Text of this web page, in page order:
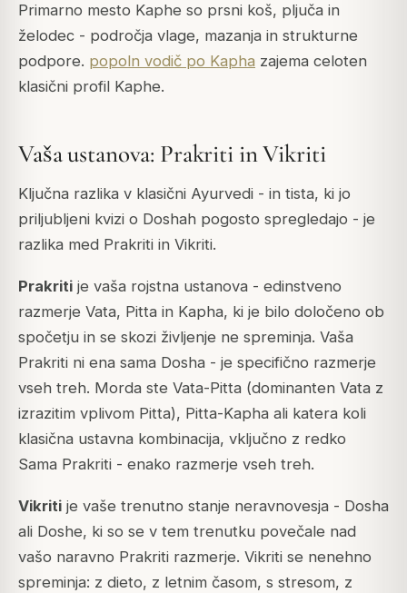
Primarno mesto Kaphe so prsni koš, pljuča in
želodec - področja vlage, mazanja in strukturne
podpore. popoln vodič po Kapha zajema celoten
klasični profil Kaphe.
Vaša ustanova: Prakriti in Vikriti
Ključna razlika v klasični Ayurvedi - in tista, ki jo
priljubljeni kvizi o Doshah pogosto spregledajo - je
razlika med Prakriti in Vikriti.
Prakriti je vaša rojstna ustanova - edinstveno
razmerje Vata, Pitta in Kapha, ki je bilo določeno ob
spočetju in se skozi življenje ne spreminja. Vaša
Prakriti ni ena sama Dosha - je specifično razmerje
vseh treh. Morda ste Vata-Pitta (dominanten Vata z
izrazitim vplivom Pitta), Pitta-Kapha ali katera koli
klasična ustavna kombinacija, vključno z redko
Sama Prakriti - enako razmerje vseh treh.
Vikriti je vaše trenutno stanje neravnovesja - Dosha
ali Doshe, ki so se v tem trenutku povečale nad
vašo naravno Prakriti razmerje. Vikriti se nenehno
spreminja: z dieto, z letnim časom, s stresom, z